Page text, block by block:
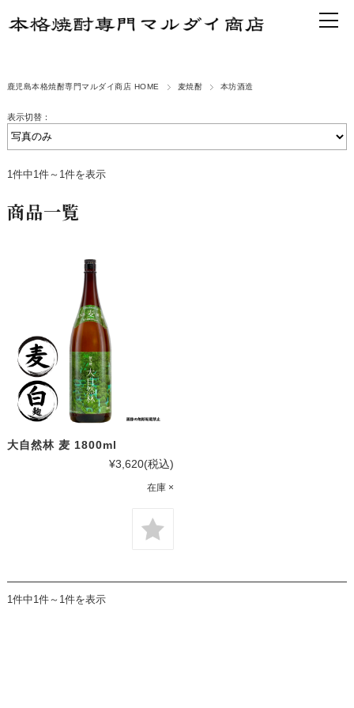
鹿児島本格焼酎専門マルダイ商店 HOME 麦焼酎 本坊酒造
表示切替：
1件中1件～1件を表示
商品一覧
大自然林 麦 1800ml
¥3,620(税込)
在庫 ×
1件中1件～1件を表示